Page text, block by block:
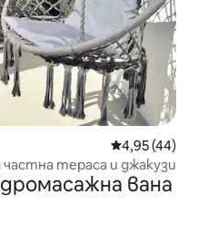
Средна
4,95 (44)
тераса и джакузи
вана